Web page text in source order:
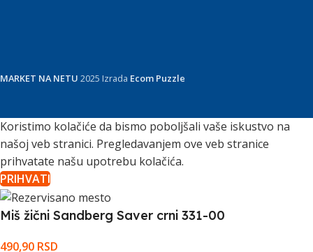
MARKET NA NETU 2025 Izrada Ecom Puzzle
Koristimo kolačiće da bismo poboljšali vaše iskustvo na
našoj veb stranici. Pregledavanjem ove veb stranice
prihvatate našu upotrebu kolačića.
PRIHVATI
Miš žični Sandberg Saver crni 331-00
490,90 RSD